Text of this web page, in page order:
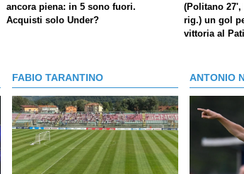
ancora piena: in 5 sono fuori.
Acquisti solo Under?
(Politano
rig.) un gol
vittoria al
FABIO TARANTINO ANTONIO